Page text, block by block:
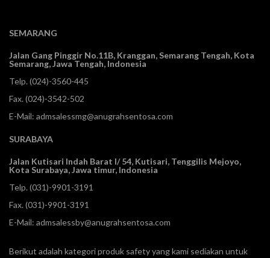
SEMARANG
Jalan Gang Pinggir No.11B, Kranggan,Semarang Tengah, Kota
Semarang, Jawa Tengah, Indonesia
Telp. (024)-3560-445
Fax. (024)-3542-502
E-Mail: admsalessmg@anugrahsentosa.com
SURABAYA
Jalan Kutisari Indah Barat I/ 54, Kutisari, Tenggilis Mejoyo,
Kota Surabaya, Jawa timur, Indonesia
Telp. (031)-9901-3191
Fax. (031)-9901-3191
E-Mail: admsalessby@anugrahsentosa.com
Berikut adalah kategori produk safety yang kami sediakan untuk